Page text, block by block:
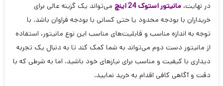
در نهایت، مانیتور استوک 24 اینچ
می‌تواند یک گزینه عالی برای
خریداران با بودجه محدود یا حتی کسانی با بودجه فراوان باشد. با
توجه به اندازه مناسب و قابلیت‌های مناسب این نوع مانیتور، استفاده
از مانیتور دست دوم می‌تواند به شما کمک کند تا به دنبال یک تجربه
دیداری با کیفیت و مناسب برای نیازهای خود باشید. اما به شرطی که با
دقت و آگاهی کافی اقدام به خرید نمایید.